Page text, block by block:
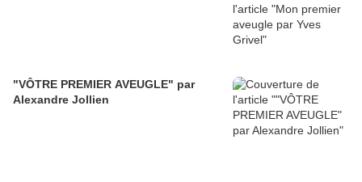
"VÔTRE PREMIER AVEUGLE" par
Alexandre Jollien